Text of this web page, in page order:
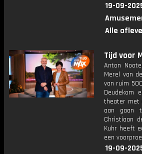
19-09-
Alle
Tijd voor
Anton
Merel van
van ruim
Deudekom
theater met
aan gaan
Christiaan
Kuhr heeft
een
19-09-